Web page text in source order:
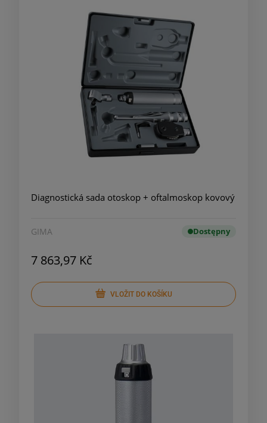
Diagnostická sada otoskop + oftalmoskop kovový
GIMA Dostępny
7 863,97 Kč
VLOŽIT DO KOŠÍKU